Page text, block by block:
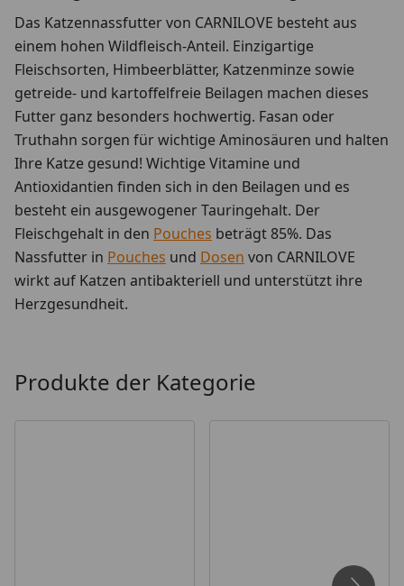
Das Katzennassfutter von CARNILOVE besteht aus
einem hohen Wildfleisch-Anteil. Einzigartige
Fleischsorten, Himbeerblätter, Katzenminze sowie
getreide- und kartoffelfreie Beilagen machen dieses
Futter ganz besonders hochwertig. Fasan oder
Truthahn sorgen für wichtige Aminosäuren und halten
Ihre Katze gesund! Wichtige Vitamine und
Antioxidantien finden sich in den Beilagen und es
besteht ein ausgewogener Tauringehalt. Der
Fleischgehalt in den Pouches beträgt 85%. Das
Nassfutter in Pouches und Dosen von CARNILOVE
wirkt auf Katzen antibakteriell und unterstützt ihre
Herzgesundheit.
Produkte der Kategorie